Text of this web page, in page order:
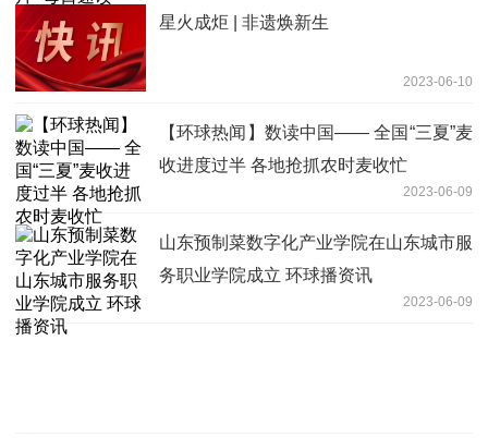
星火成炬 | 非遗焕新生
2023-06-10
【环球热闻】数读中国—— 全国“三夏”麦
收进度过半 各地抢抓农时麦收忙
2023-06-09
山东预制菜数字化产业学院在山东城市服
务职业学院成立 环球播资讯
2023-06-09